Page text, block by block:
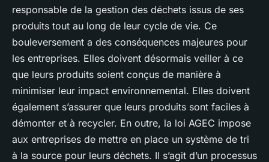
responsable de la gestion des déchets issus de ses
produits tout au long de leur cycle de vie. Ce
bouleversement a des conséquences majeures pour
les entreprises. Elles doivent désormais veiller à ce
que leurs produits soient conçus de manière à
minimiser leur impact environnemental. Elles doivent
également s’assurer que leurs produits sont faciles à
démonter et à recycler. En outre, la loi AGEC impose
aux entreprises de mettre en place un système de tri
à la source pour leurs déchets. Il s’agit d’un processus